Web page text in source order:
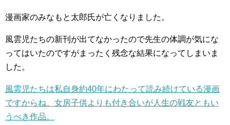
漫画家のみなもと太郎氏が亡くなりました。
風雲児たちの新刊が出てなかったので先生の体調が気にな
ってはいたのですがまったく残念な結果になってしまいま
した。
風雲児たちは私自身約40年にわたって読み続けている漫画
ですからね、女房子供よりも付き合いが人生の戦友ともい
うべき作品。